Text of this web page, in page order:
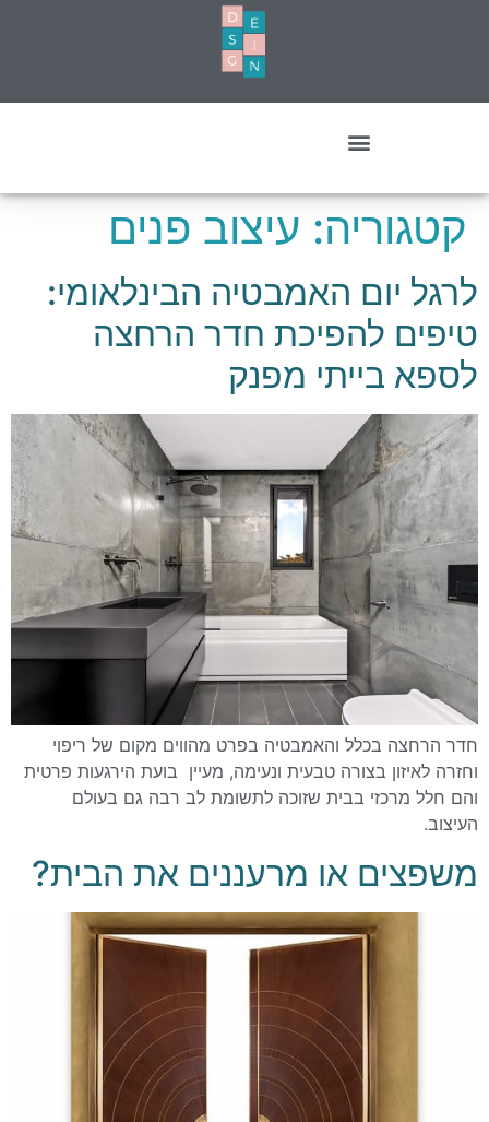
קטגוריה: עיצוב פנים
לרגל יום האמבטיה הבינלאומי:
טיפים להפיכת חדר הרחצה
לספא בייתי מפנק
חדר הרחצה בכלל והאמבטיה בפרט מהווים מקום של ריפוי
וחזרה לאיזון בצורה טבעית ונעימה, מעיין בועת הירגעות פרטית
והם חלל מרכזי בבית שזוכה לתשומת לב רבה גם בעולם
העיצוב.
משפצים או מרעננים את הבית?